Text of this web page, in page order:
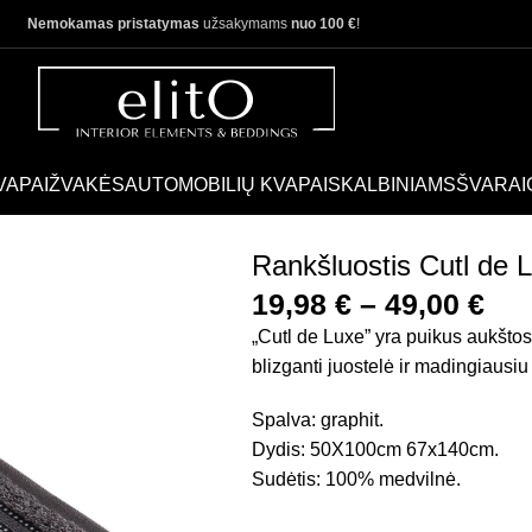
Nemokamas pristatymas užsakymams nuo 100 €!
ŽVAKĖSAUTOMOBILIŲ KVAPAI SKALBINIAMSŠVARAI
Rankšluostis Cutl de
19,98 € – 49,00 €
„Cutl de Luxe” yra puikus
blizganti juostelė ir
Spalva: graphit.
Dydis: 50X100cm 67x140cm.
Sudėtis: 100% medvilnė.